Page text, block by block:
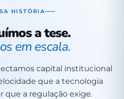
HISTÓRIA
a tese.
em escala.
capital institucional
que a tecnologia
que a regulação exige.